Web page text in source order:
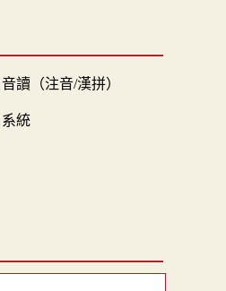
音讀（注音/漢拼）
系統